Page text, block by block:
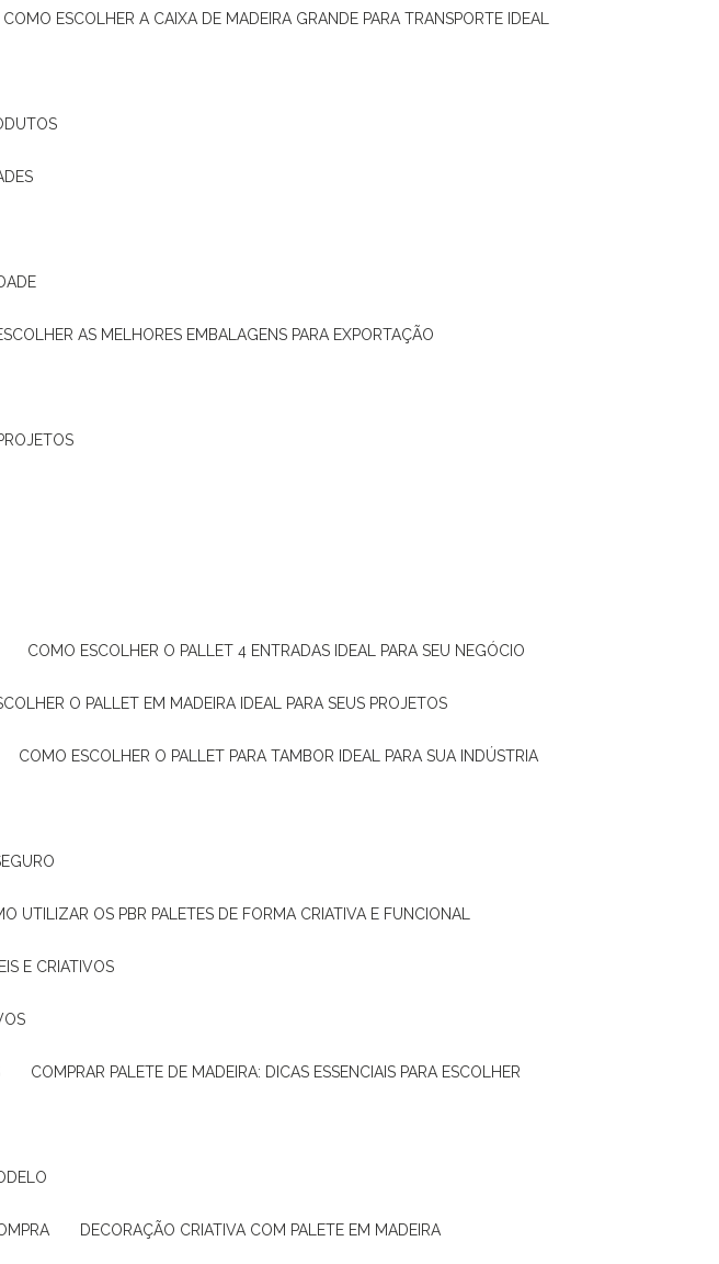
COMO ESCOLHER A CAIXA DE MADEIRA GRANDE PARA TRANSPORTE IDEAL
AS MELHORES EMBALAGENS PARA EXPORTAÇÃO
COMO ESCOLHER O PALLET 4 ENTRADAS IDEAL PARA SEU NEGÓCIO
O PALLET EM MADEIRA IDEAL PARA SEUS PROJETOS
COMO ESCOLHER O PALLET PARA TAMBOR IDEAL PARA SUA INDÚSTRIA
UTILIZAR OS PBR PALETES DE FORMA CRIATIVA E FUNCIONAL
E CRIATIVOS
COMPRAR PALETE DE MADEIRA: DICAS ESSENCIAIS PARA ESCOLHER
DECORAÇÃO CRIATIVA COM PALETE EM MADEIRA